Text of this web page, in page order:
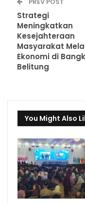
PREV POST
Strategi
Meningkatkan
Kesejahteraan
Masyarakat
Ekonomi di
Belitung
You Might Also